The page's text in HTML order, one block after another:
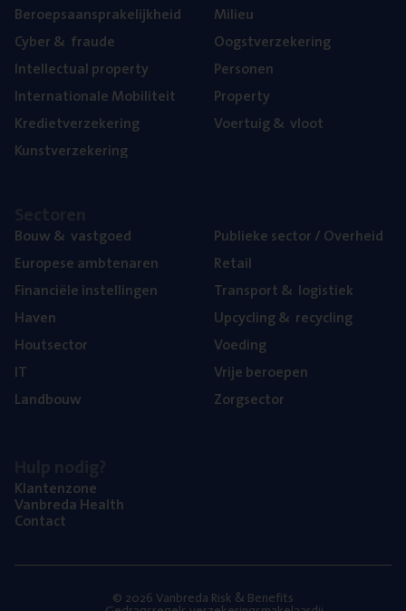
Beroeps­aan­spra­ke­lijk­heid
Cyber& fraude
Intel­lec­tu­al property
Inter­na­ti­o­na­le Mobiliteit
Kre­diet­ver­ze­ke­ring
Kunst­ver­ze­ke­ring
Mili­eu
Oogst­ver­ze­ke­ring
Per­so­nen
Pro­per­ty
Voer­tuig& vloot
Bouw& vastgoed
Euro­pe­se ambtenaren
Finan­ci­ë­le instellingen
Haven
Hout­sec­tor
IT
Land­bouw
Publie­ke sec­tor / Overheid
Retail
Trans­port& logistiek
Upcy­cling& recycling
Voe­ding
Vrije beroe­pen
Zorg­sec­tor
Klan­ten­zo­ne
Van­b­re­da Health
Con­tact
© 2026 Vanbreda Risk & Benefits